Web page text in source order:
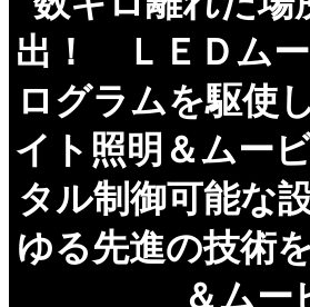
出！ ＬＥＤム
ログラムを駆使
イト照明＆ムー
タル制御可能な
ゆる先進の技術
＆ムー